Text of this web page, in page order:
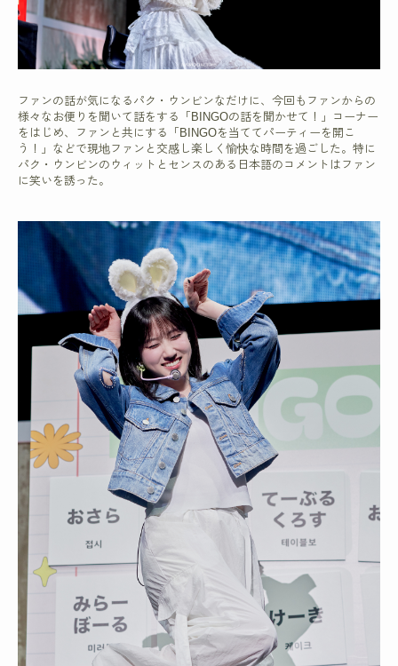
ファンの話が気になるパク・ウンビンなだけに、今回もファンからの
様々なお便りを聞いて話をする「BINGOの話を聞かせて！」コーナー
をはじめ、ファンと共にする「BINGOを当ててパーティーを開こ
う！」などで現地ファンと交感し楽しく愉快な時間を過ごした。特に
パク・ウンビンのウィットとセンスのある日本語のコメントはファン
に笑いを誘った。